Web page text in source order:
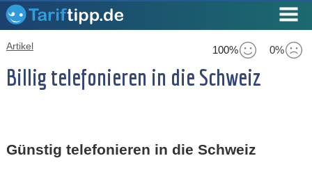
100% 0%
Artikel
Billig telefonieren in die Schweiz
Günstig telefonieren in die Schweiz